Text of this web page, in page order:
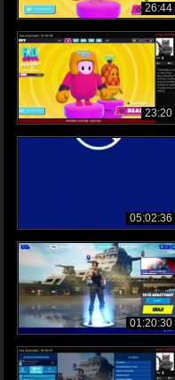
26:44
23:20
05:02:36
01:20:30